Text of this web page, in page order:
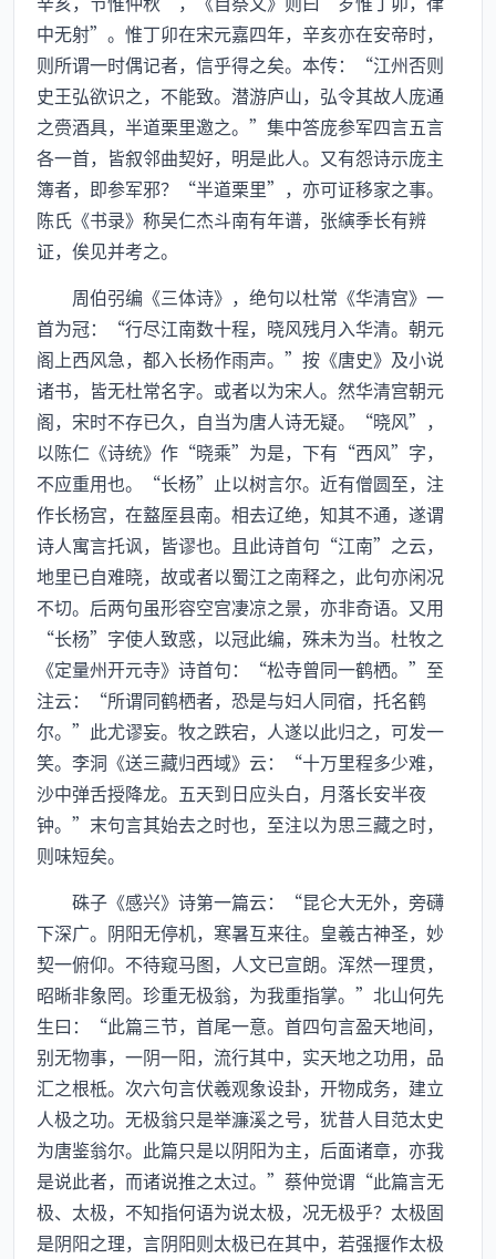
中无射”。惟丁卯在宋元嘉四年，辛亥亦在安帝时，
则所谓一时偶记者，信乎得之矣。本传：“江州否则
史王弘欲识之，不能致。潜游庐山，弘令其故人庞通
之赍酒具，半道栗里邀之。”集中答庞参军四言五言
各一首，皆叙邻曲契好，明是此人。又有怨诗示庞主
簿者，即参军邪？“半道栗里”，亦可证移家之事。
陈氏《书录》称吴仁杰斗南有年谱，张縯季长有辨
证，俟见并考之。
周伯弜编《三体诗》，绝句以杜常《华清宫》一
首为冠：“行尽江南数十程，晓风残月入华清。朝元
阁上西风急，都入长杨作雨声。”按《唐史》及小说
诸书，皆无杜常名字。或者以为宋人。然华清宫朝元
阁，宋时不存已久，自当为唐人诗无疑。“晓风”，
以陈仁《诗统》作“晓乘”为是，下有“西风”字，
不应重用也。“长杨”止以树言尔。近有僧圆至，注
作长杨宫，在盩厔县南。相去辽绝，知其不通，遂谓
诗人寓言托讽，皆谬也。且此诗首句“江南”之云，
地里已自难晓，故或者以蜀江之南释之，此句亦闲况
不切。后两句虽形容空宫凄凉之景，亦非奇语。又用
“长杨”字使人致惑，以冠此编，殊未为当。杜牧之
《定量州开元寺》诗首句：“松寺曾同一鹤栖。”至
注云：“所谓同鹤栖者，恐是与妇人同宿，托名鹤
尔。”此尤谬妄。牧之跌宕，人遂以此归之，可发一
笑。李洞《送三藏归西域》云：“十万里程多少难，
沙中弹舌授降龙。五天到日应头白，月落长安半夜
钟。”末句言其始去之时也，至注以为思三藏之时，
则味短矣。
硃子《感兴》诗第一篇云：“昆仑大无外，旁礴
下深广。阴阳无停机，寒暑互来往。皇羲古神圣，妙
契一俯仰。不待窥马图，人文已宣朗。浑然一理贯，
昭晰非象罔。珍重无极翁，为我重指掌。”北山何先
生曰：“此篇三节，首尾一意。首四句言盈天地间，
别无物事，一阴一阳，流行其中，实天地之功用，品
汇之根柢。次六句言伏羲观象设卦，开物成务，建立
人极之功。无极翁只是举濂溪之号，犹昔人目范太史
为唐鉴翁尔。此篇只是以阴阳为主，后面诸章，亦我
是说此者，而诸说推之太过。”蔡仲觉谓“此篇言无
极、太极，不知指何语为说太极，况无极乎？太极固
是阴阳之理，言阴阳则太极已在其中，若强揠作太极